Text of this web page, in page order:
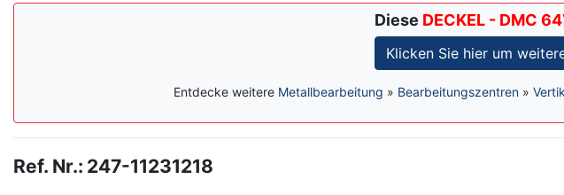
Diese DECKEL - DMC
Klicken Sie hier um
Entdecke weitere Metallbearbeitung » Bearbeitungszentren »
Ref. Nr.: 247-11231218